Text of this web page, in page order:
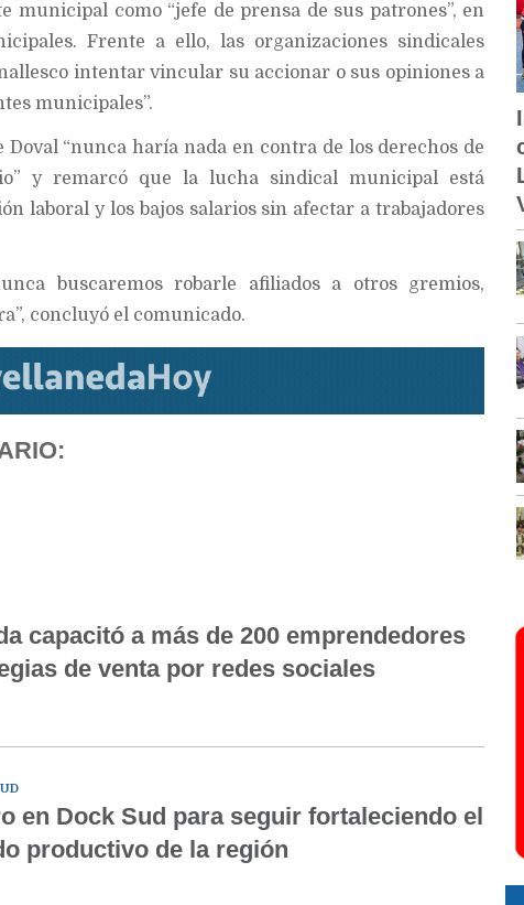
municipal como “jefe de prensa de sus patrones”, en
Frente a ello, las organizaciones sindicales
intentar vincular su accionar o sus opiniones a
municipales”.
“nunca haría nada en contra de los derechos de
y remarcó que la lucha sindical municipal está
laboral y los bajos salarios sin afectar a trabajadores
buscaremos robarle afiliados a otros gremios,
concluyó el comunicado.
capacitó a más de 200 emprendedores
de venta por redes sociales
en Dock Sud para seguir fortaleciendo el
productivo de la región